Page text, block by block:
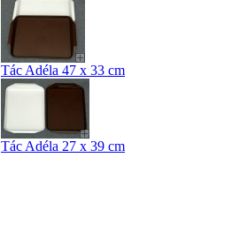
Tác Adéla 47 x 33 cm
Tác Adéla 27 x 39 cm